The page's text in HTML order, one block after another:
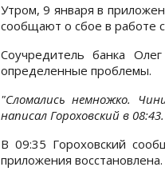
Утром, 9 января в
сообщают о сбое в работе
Соучредитель банка Олег
определенные проблемы.
"Сломались немножко.
написал Гороховский в 08:43.
В 09:35 Гороховский
приложения восстановлена.